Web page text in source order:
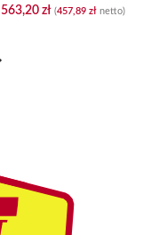
563,20 zł (457,89 zł netto)